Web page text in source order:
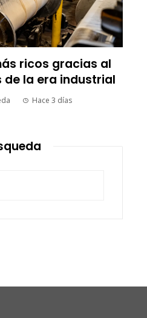
ricos gracias al
la era industrial
Hace 3 días